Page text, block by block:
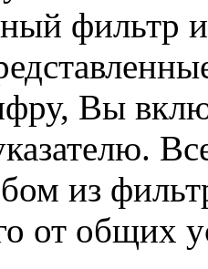
фильтр
Вы
из
от общих